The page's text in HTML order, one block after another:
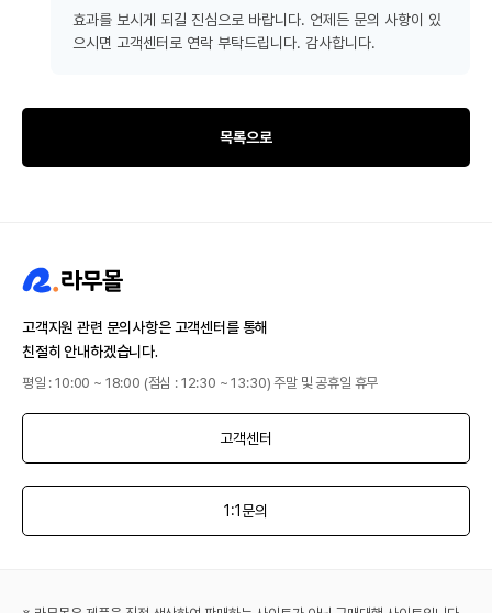
효과를 보시게 되길 진심으로 바랍니다. 언제든 문의 사항이 있
으시면 고객센터로 연락 부탁드립니다. 감사합니다.
목록으로
고객지원 관련 문의사항은 고객센터를 통해
친절히 안내하겠습니다.
평일 : 10:00 ~ 18:00 (점심 : 12:30 ~ 13:30) 주말 및 공휴일 휴무
고객센터
1:1문의